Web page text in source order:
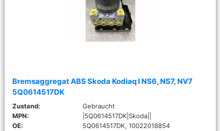
Bremsaggregat ABS Skoda Kodiaq I NS6, NS7, NV7
5Q0614517DK
Zustand:
Gebraucht
MPN:
|5Q0614517DK|Skoda||
OE:
5Q0614517DK, 10022018854